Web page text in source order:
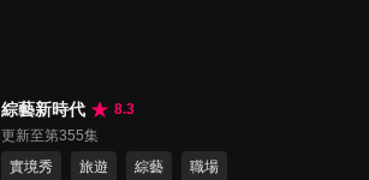
綜藝新時代
8.3
更新至第355集
實境秀
旅遊 綜藝 職場